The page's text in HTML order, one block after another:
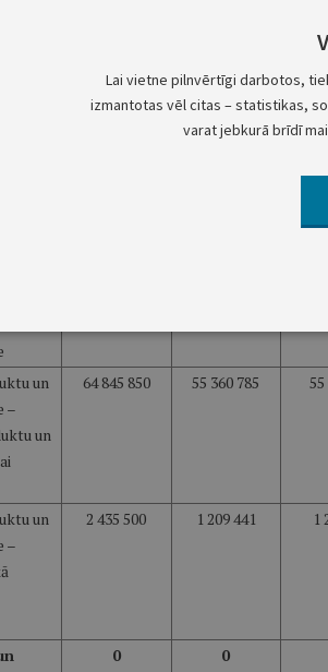
60 800 000
un
un
–
un
64 845 850 55 360 785 55
un
–
2 435 500 1 209 441 1
0 0
Lai vietne pilnvērtīgi darbotos,
izmantotas vēl citas – statistikas,
varat jebkurā brīdī